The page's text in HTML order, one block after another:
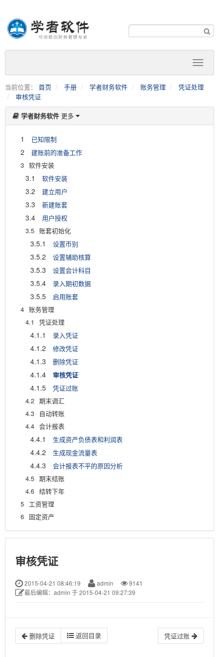
当前位置： 首页 手册 学者财务软件 账务管理
凭证处理
审核凭证
学者财务软件 更多
1 已知限制
2
建账前的准备工作
3 软件安装
3.1 软件安装
3.2 建立用户
3.3 新建账套
3.4
用户授权
3.5 账套初始化
3.5.1 设置币别
3.5.2 设置辅助核算
3.5.3 设置会计科目
3.5.4 录入期初数据
3.5.5
启用账套
4 账务管理
4.1
凭证处理
4.1.1 录入凭证
4.1.2 修改凭证
4.1.3 删除凭证
4.1.4 审核凭证
4.1.5
凭证过账
4.2 期末调汇
4.3
自动转账
4.4 会计报表
4.4.1 生成资产负债表和利润表
4.4.2 生成现金流量表
4.4.3
会计报表不平的原因分析
4.5 期末结账
4.6 结转下年
5 工资管理
6 固定资产
审核凭证
2015-04-21 08:46:19 admin
9141
最后编辑：admin 于 2015-04-21 09:27:39
删除凭证 返回目录 凭证过账